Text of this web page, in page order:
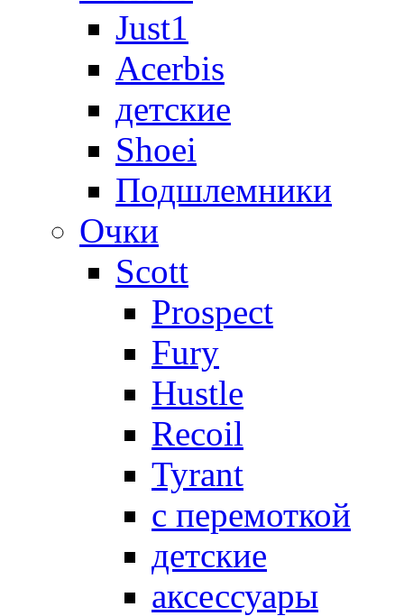
Just1
Acerbis
детские
Shoei
Подшлемники
Очки
Scott
Prospect
Fury
Hustle
Recoil
Tyrant
с перемоткой
детские
аксессуары